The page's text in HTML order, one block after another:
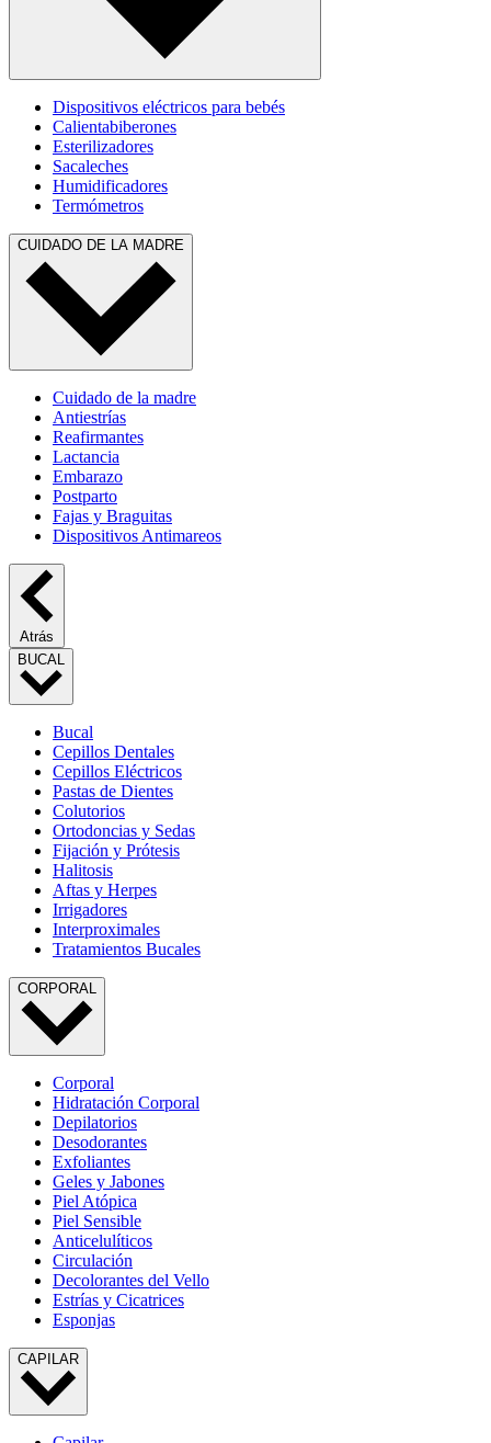
Dispositivos eléctricos para bebés
Calientabiberones
Esterilizadores
Sacaleches
Humidificadores
Termómetros
CUIDADO DE LA MADRE
Cuidado de la madre
Antiestrías
Reafirmantes
Lactancia
Embarazo
Postparto
Fajas y Braguitas
Dispositivos Antimareos
Atrás
BUCAL
Bucal
Cepillos Dentales
Cepillos Eléctricos
Pastas de Dientes
Colutorios
Ortodoncias y Sedas
Fijación y Prótesis
Halitosis
Aftas y Herpes
Irrigadores
Interproximales
Tratamientos Bucales
CORPORAL
Corporal
Hidratación Corporal
Depilatorios
Desodorantes
Exfoliantes
Geles y Jabones
Piel Atópica
Piel Sensible
Anticelulíticos
Circulación
Decolorantes del Vello
Estrías y Cicatrices
Esponjas
CAPILAR